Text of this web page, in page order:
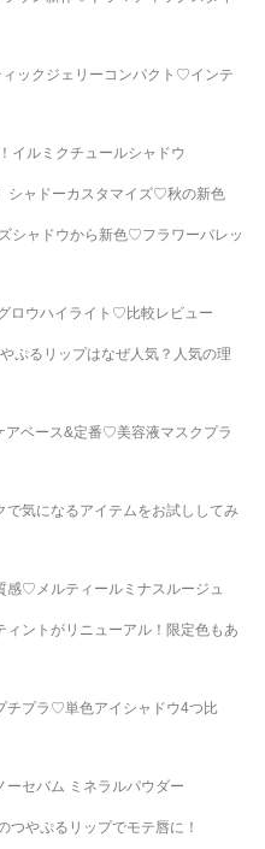
ィックジェリーコンパクト♡インテ
イルミクチュールシャドウ
シャドーカスタマイズ♡秋の新色
シャドウから新色♡フラワーバレッ
ロウハイライト♡比較レビュー
ぷるリップはなぜ人気？人気の理
アベース&定番♡美容液マスクプラ
で気になるアイテムをお試ししてみ
感♡メルティールミナスルージュ
ィントがリニューアル！限定色もあ
プラ♡単色アイシャドウ4つ比
セバム ミネラルパウダー
やぷるリップでモテ唇に！